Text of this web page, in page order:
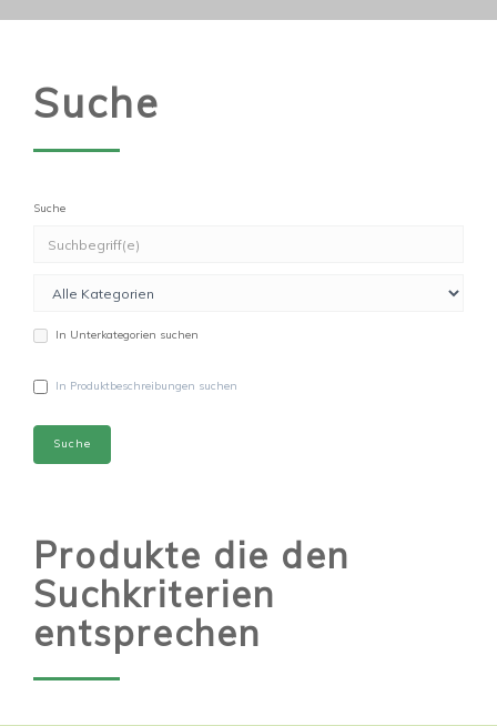
Suche
Suche
In Unterkategorien suchen
In Produktbeschreibungen suchen
Produkte die den
Suchkriterien
entsprechen